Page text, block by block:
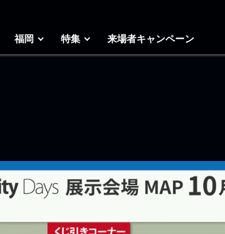
福岡 特集 来場者キャンペーン